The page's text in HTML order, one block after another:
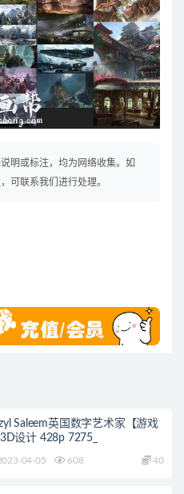
明或标注，均为网络收集。如
可联系我们进行处理。
Saleem英国数字艺术家【游戏
设计 428p 7275_
04-05 608 40